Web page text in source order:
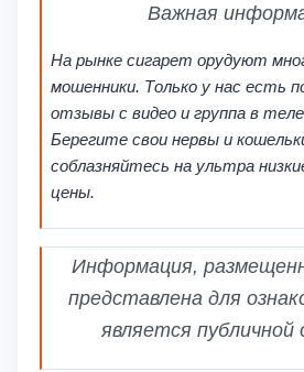
Важная
На рынке сигарет орудуют
мошенники. Только у нас есть
отзывы с видео и группа в
Берегите свои нервы и
соблазняйтесь на ультра
цены.
Информация,
представлена для
является